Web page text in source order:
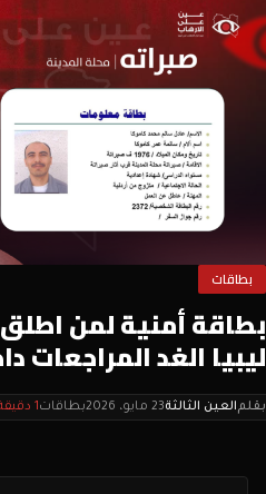
بطاقات
بطاقة أمنية لمن
ليبيا الغد المراجعات
بقلمالعين الثالثة23 مايو، 2026 بطاقات1 دقيقة قراءة